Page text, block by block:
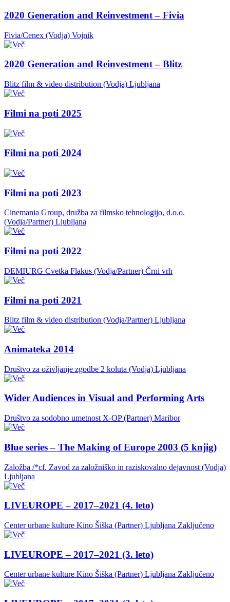
2020 Generation and Reinvestment – Fivia
Fivia/Cenex (Vodja) Vojnik
2020 Generation and Reinvestment – Blitz
Blitz film & video distribution (Vodja) Ljubljana
Filmi na poti 2025
Filmi na poti 2024
Filmi na poti 2023
Cinemania Group, družba za filmsko tehnologijo, d.o.o.
(Vodja/Partner) Ljubljana
Filmi na poti 2022
DEMIURG Cvetka Flakus (Vodja/Partner) Črni vrh
Filmi na poti 2021
Blitz film & video distribution (Vodja/Partner) Ljubljana
Animateka 2014
Društvo za oživljanje zgodbe 2 koluta (Vodja) Ljubljana
Wider Audiences in Visual and Performing Arts
Društvo za sodobno umetnost X-OP (Partner) Maribor
Blue series – The Making of Europe 2003 (5 knjig)
Založba /*cf. Zavod za založniško in raziskovalno dejavnost (Vodja)
Ljubljana
LIVEUROPE – 2017–2021 (4. leto)
Center urbane kulture Kino Šiška (Partner) Ljubljana Zaključeno
LIVEUROPE – 2017–2021 (3. leto)
Center urbane kulture Kino Šiška (Partner) Ljubljana Zaključeno